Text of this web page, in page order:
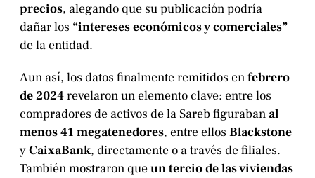
precios, alegando que su publicación podría
dañar los “intereses económicos y comerciales”
de la entidad.
Aun así, los datos finalmente remitidos enfebrero
de 2024revelaron un elemento clave: entre los
compradores de activos de la Sareb figurabanal
menos 41 megatenedores, entre ellos Blackstone
yCaixaBank, directamente o a través de filiales.
También mostraron queun tercio de las viviendas